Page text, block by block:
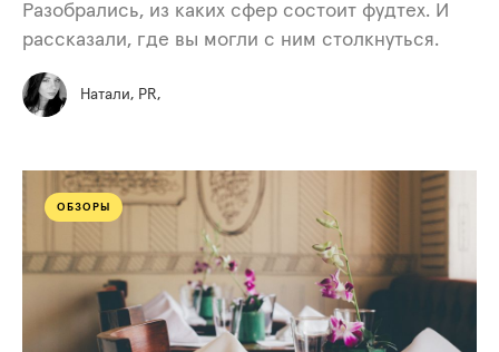
Разобрались, из каких сфер состоит фудтех. И
рассказали, где вы могли с ним столкнуться.
Натали, PR,
ОБЗОРЫ